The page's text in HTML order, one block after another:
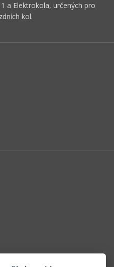
a Elektrokola, určených pro
kol.